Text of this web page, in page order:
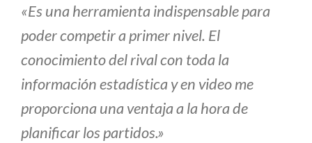
«Es una herramienta indispensable para
poder competir a primer nivel. El
conocimiento del rival con toda la
información estadística y en video me
proporciona una ventaja a la hora de
planificar los partidos.»